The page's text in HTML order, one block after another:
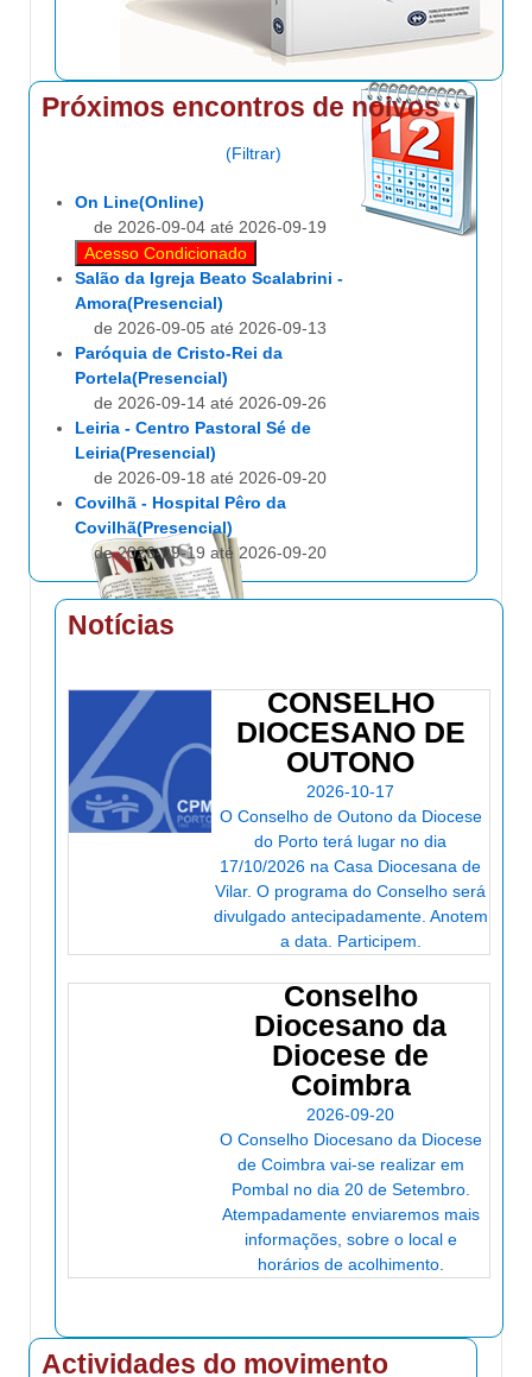
Próximos encontros de noivos
(Filtrar)
On Line(Online)
de 2026-09-04 até 2026-09-19
Acesso Condicionado
Salão da Igreja Beato Scalabrini -
Amora(Presencial)
de 2026-09-05 até 2026-09-13
Paróquia de Cristo-Rei da
Portela(Presencial)
de 2026-09-14 até 2026-09-26
Leiria - Centro Pastoral Sé de
Leiria(Presencial)
de 2026-09-18 até 2026-09-20
Covilhã - Hospital Pêro da
Covilhã(Presencial)
de 2026-09-19 até 2026-09-20
Online(Online)
de 2026-09-19 até 2026-09-20
Acesso Condicionado
de 2026-10-24 até 2026-11-07
Centro Paroquial de Cucujães(Presencial)
de 2026-10-24 até 2026-11-28
Online(Online)
de 2026-11-21 até 2026-11-22
Acesso Condicionado
de 2026-11-21 até 2026-11-22
Auditório Dr. Neves - Paróquia S. Pedro da
Cova (Presencial)
de 2027-01-15 até 2027-02-26
Centro Paroquial de São João da
de 2027-01-30 até 2027-03-13
Quinta do Santo António, Almegue,
Condestável(Presencial)
de 2027-03-06 até 2027-03-20
Seminário Diocesano de Beja(Presencial)
Coimbra(Presencial)
Notícias
CONSELHO
DIOCESANO DE
OUTONO
2026-10-17
O Conselho de Outono da Diocese
do Porto terá lugar no dia
17/10/2026 na Casa Diocesana de
Vilar. O programa do Conselho será
divulgado antecipadamente. Anotem
a data. Participem.
Conselho
Diocesano da
Diocese de
Coimbra
2026-09-20
O Conselho Diocesano da Diocese
de Coimbra vai-se realizar em
Pombal no dia 20 de Setembro.
Atempadamente enviaremos mais
informações, sobre o local e
horários de acolhimento.
Actividades do movimento